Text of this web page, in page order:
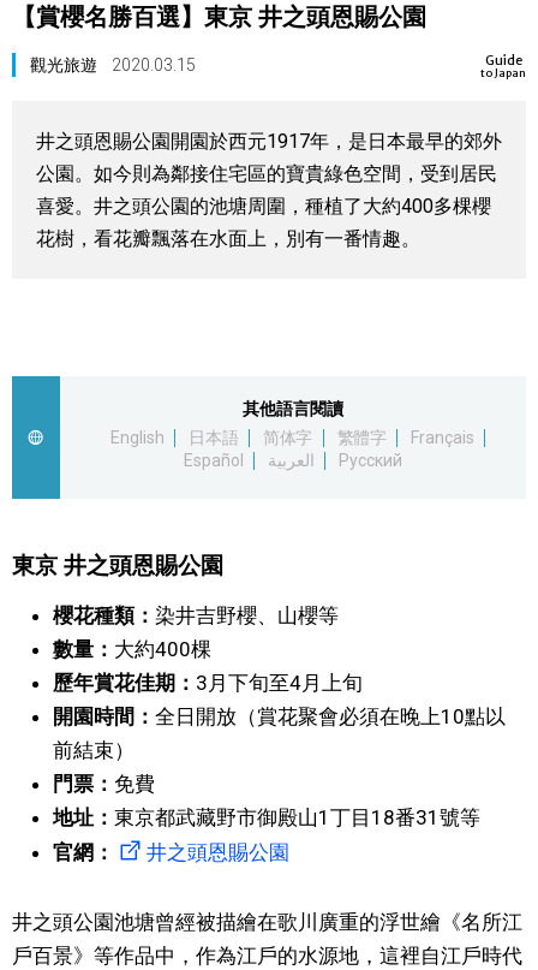
視覺日本
臺灣香港
更多
文化
科學技術
生活
運動
教育
【賞櫻名勝百選】東京 井之頭恩賜公園
Guide
to Japan
觀光旅遊 2020.03.15
井之頭恩賜公園開園於西元1917年，是日本最早的郊外
公園。如今則為鄰接住宅區的寶貴綠色空間，受到居民
喜愛。井之頭公園的池塘周圍，種植了大約400多棵櫻
花樹，看花瓣飄落在水面上，別有一番情趣。
其他語言閱讀
English
日本語 简体字 繁體字
Français
Español
العربية Русский
東京 井之頭恩賜公園
櫻花種類： 染井吉野櫻、山櫻等
數量： 大約400棵
歷年賞花佳期： 3月下旬至4月上旬
開園時間： 全日開放（賞花聚會必須在晚上10點以
前結束）
門票： 免費
地址： 東京都武藏野市御殿山1丁目18番31號等
官網：
井之頭恩賜公園
井之頭公園池塘曾經被描繪在歌川廣重的浮世繪《名所江
戶百景》等作品中，作為江戶的水源地，這裡自江戶時代